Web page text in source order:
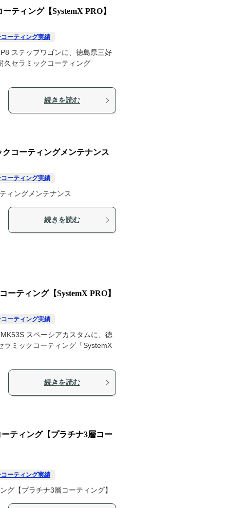
ティング【SystemX PRO】
ーティング実績
ステップワゴンに、徳島県三好
久セラミックコーティング
続きを読む
コーティングメンテナンス
ーティング実績
ィングメンテナンス
続きを読む
ティング【SystemX PRO】
ーティング実績
スペーシアカスタムに、徳
ラミックコーティング「SystemX
続きを読む
ティング【プラチナ3層コー
ーティング実績
グ【プラチナ3層コーティング】